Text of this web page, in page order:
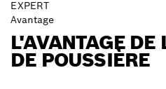
EXPERT
Avantage
L'AVANTAGE DE
DE POUSSIÈRE